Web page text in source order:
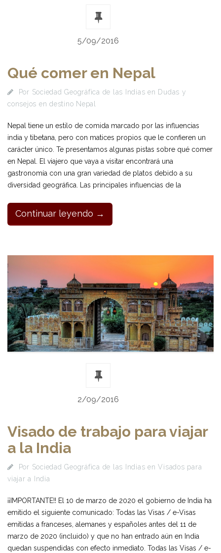
5/09/2016
Qué comer en Nepal
Por Sociedad Geográfica de las Indias en Dudas y
consejos en destino Nepal
Nepal tiene un estilo de comida marcado por las influencias
india y tibetana, pero con matices propios que le confieren un
carácter único. Te presentamos algunas pistas sobre qué comer
en Nepal. El viajero que vaya a visitar encontrará una
gastronomía con una gran variedad de platos debido a su
diversidad geográfica. Las principales influencias de la
Continuar leyendo →
2/09/2016
Visado de trabajo para viajar
a la India
Por Sociedad Geográfica de las Indias enVisados para
viajar a India
¡¡IMPORTANTE!! El 10 de marzo de 2020 el gobierno de India ha
emitido el siguiente comunicado: Todas las Visas / e-Visas
emitidas a franceses, alemanes y españoles antes del 11 de
marzo de 2020 (incluido) y que no han entrado aún en India
quedan suspendidas con efecto inmediato. Todas las Visas / e-